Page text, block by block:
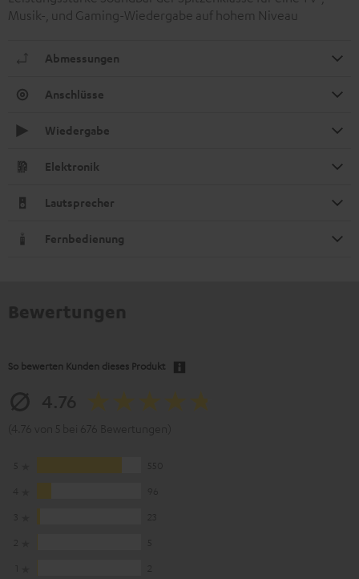
Musik-, und Gaming-Wiedergabe auf hohem Niveau
Abmessungen
Anschlüsse
Wiedergabe
Elektronik
Lautsprecher
Fernbedienung
So bewerten Kunden dieses Produkt